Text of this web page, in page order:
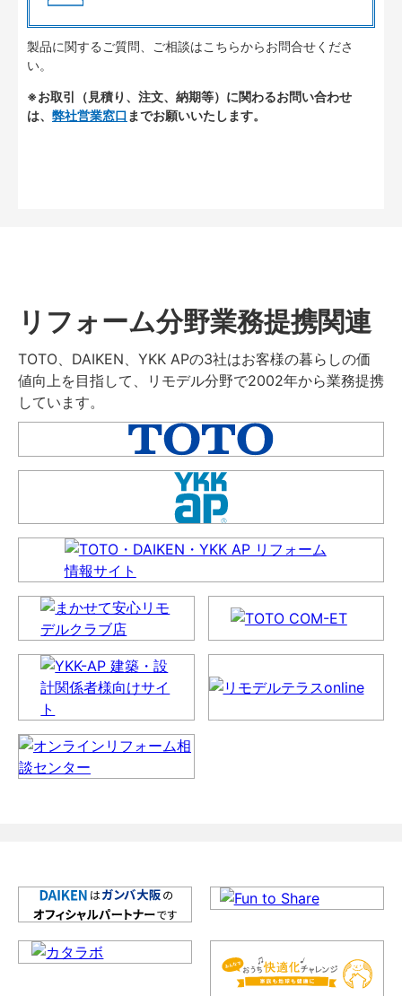
製品に関するご質問、ご相談はこちらからお問合せくださ
い。
※お取引（見積り、注文、納期等）に関わるお問い合わせ
は、 弊社営業窓口 までお願いいたします。
リフォーム分野業務提携関連
TOTO、DAIKEN、YKK APの3社はお客様の暮らしの価
値向上を目指して、リモデル分野で2002年から業務提携
しています。